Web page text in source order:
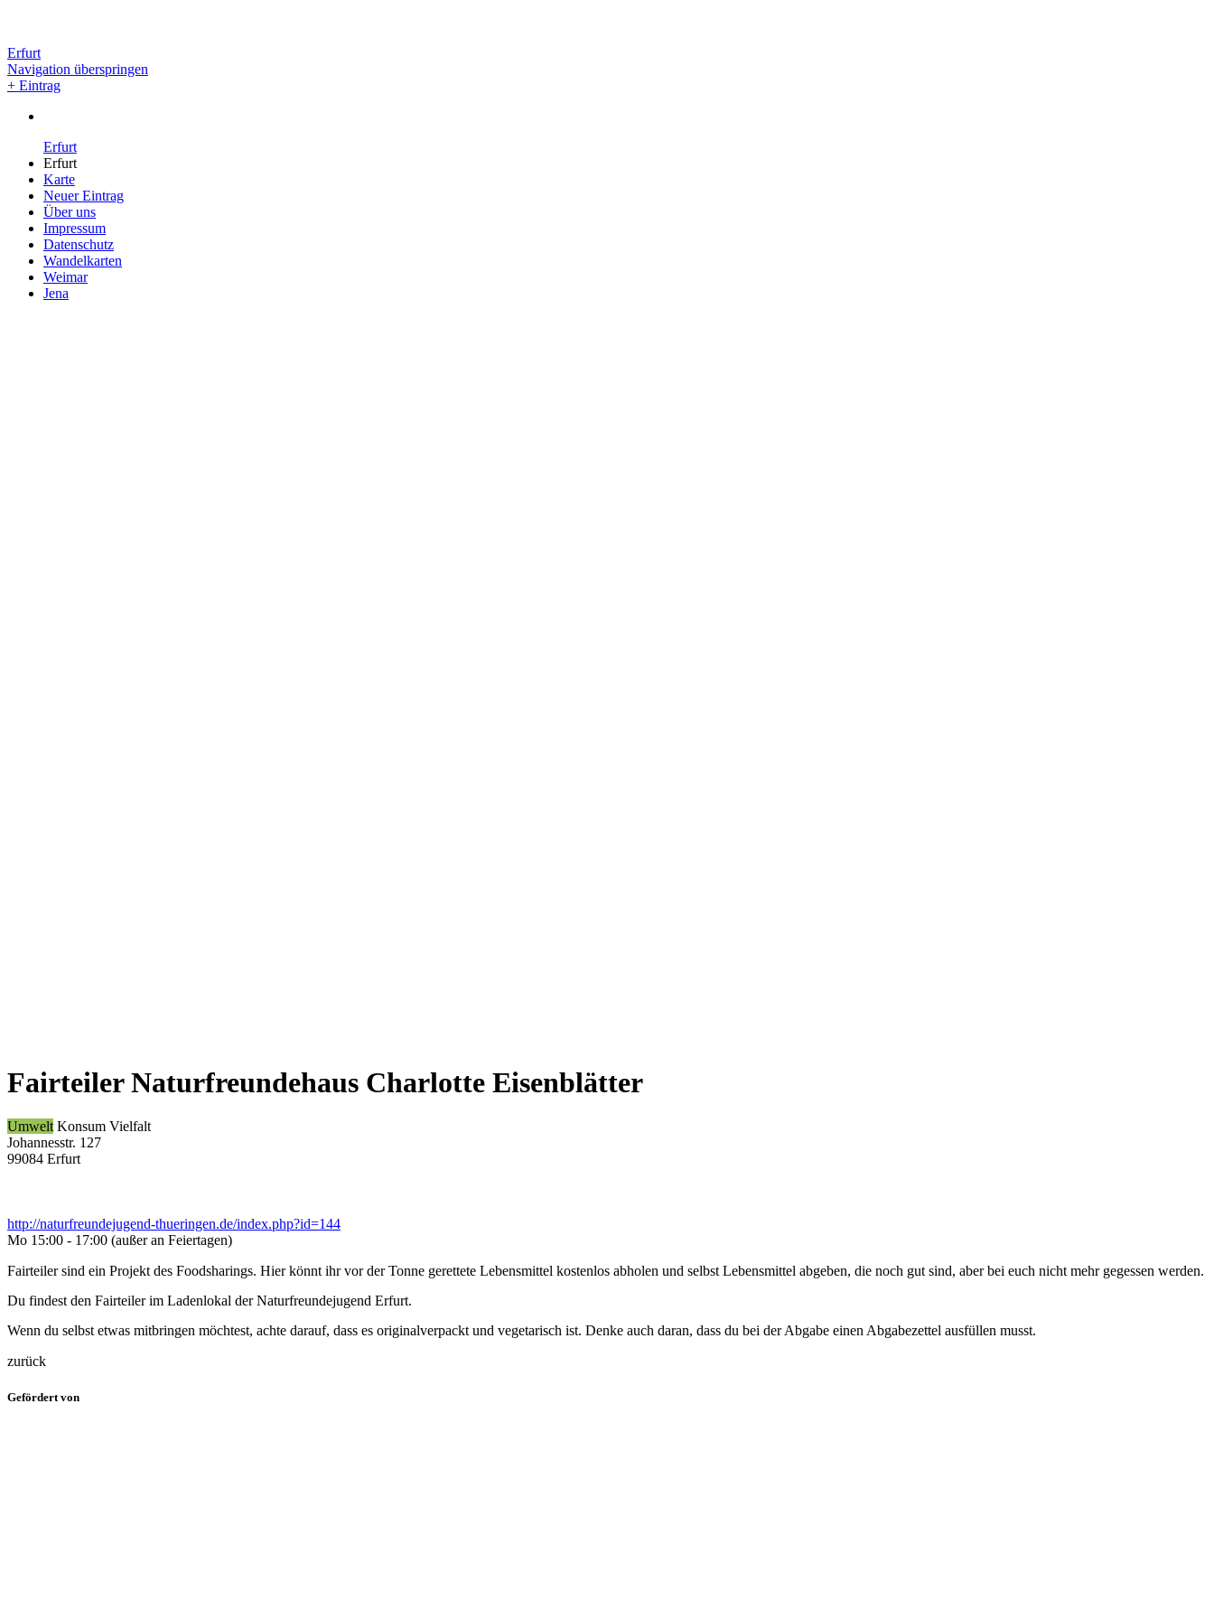
Erfurt
Navigation überspringen
+ Eintrag
Erfurt
Erfurt
Karte
Neuer Eintrag
Über uns
Impressum
Datenschutz
Wandelkarten
Weimar
Jena
Fairteiler Naturfreundehaus Charlotte Eisenblätter
Umwelt Konsum Vielfalt
Johannesstr. 127
99084 Erfurt
http://naturfreundejugend-thueringen.de/index.php?id=144
Mo 15:00 - 17:00 (außer an Feiertagen)
Fairteiler sind ein Projekt des Foodsharings. Hier könnt ihr vor der Tonne gerettete Lebensmittel kostenlos abholen und selbst Lebensmittel abgeben, die noch gut sind, aber bei euch nicht mehr gegessen werden.
Du findest den Fairteiler im Ladenlokal der Naturfreundejugend Erfurt.
Wenn du selbst etwas mitbringen möchtest, achte darauf, dass es originalverpackt und vegetarisch ist. Denke auch daran, dass du bei der Abgabe einen Abgabezettel ausfüllen musst.
zurück
Gefördert von